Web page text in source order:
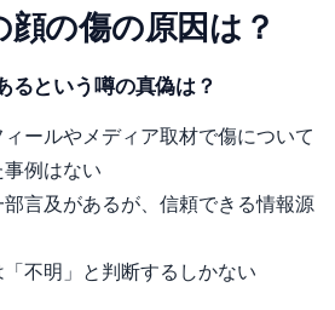
の傷の原因は？
るという噂の真偽は？
ールやメディア取材で傷について
例はない
部言及があるが、信頼できる情報源
不明」と判断するしかない